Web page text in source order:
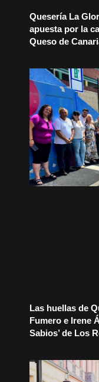
Quesería La
apuesta por la
Queso de
Las huellas de
Fumero e Irene
Sabios’ de Los